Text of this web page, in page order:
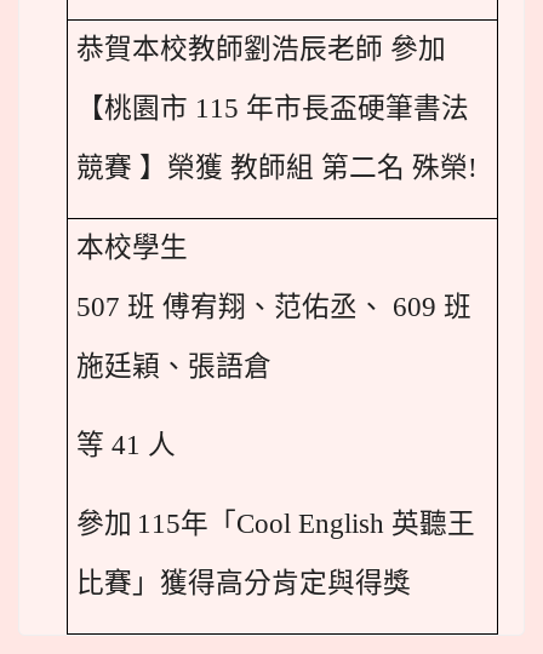
恭賀本校教師劉浩辰老師 參加
【桃園市 115 年市長盃硬筆書法
競賽 】榮獲 教師組 第二名 殊榮!
本校學生
507 班 傅宥翔、范佑丞、 609 班
施廷穎、張語倉
等 41 人
參加 115年「Cool English 英聽王
比賽」獲得高分肯定與得獎